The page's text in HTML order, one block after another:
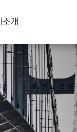
소개